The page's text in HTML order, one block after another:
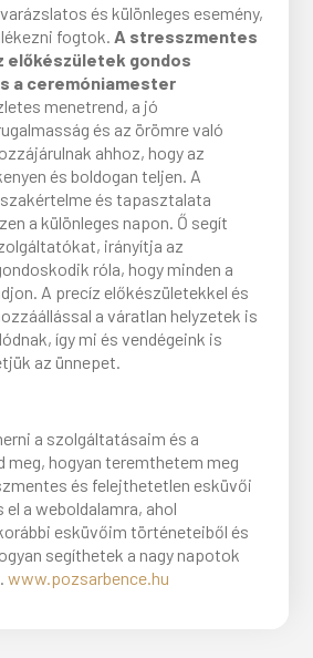
és különleges esemény,
fogtok. A stresszmentes
előkészületek gondos
a ceremóniamester
menetrend, a jó
és az örömre való
ahhoz, hogy az
és boldogan teljen. A
és tapasztalata
a különleges napon. Ő segít
irányítja az
róla, hogy minden a
A precíz előkészületekkel és
a váratlan helyzetek is
így mi és vendégeink is
az ünnepet.
a szolgáltatásaim és a
meg, hogyan teremthetem meg
és felejthetetlen esküvői
a weboldalamra, ahol
esküvőim történeteiből és
segíthetek a nagy napotok
www.pozsarbence.hu